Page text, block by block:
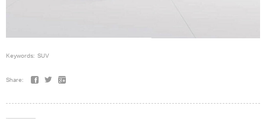
Keywords: SUV
Share: